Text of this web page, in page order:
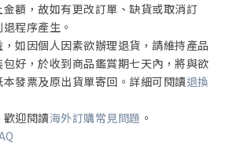
額，故如有更改訂單、缺貨或取消訂
程序產生。
如因個人因素欲辦理退貨，請維持產品
好，於收到商品鑑賞期七天內，將與欲
發票及原出貨單寄回。詳細可閱讀退換
迎閱讀海外訂購常見問題 。